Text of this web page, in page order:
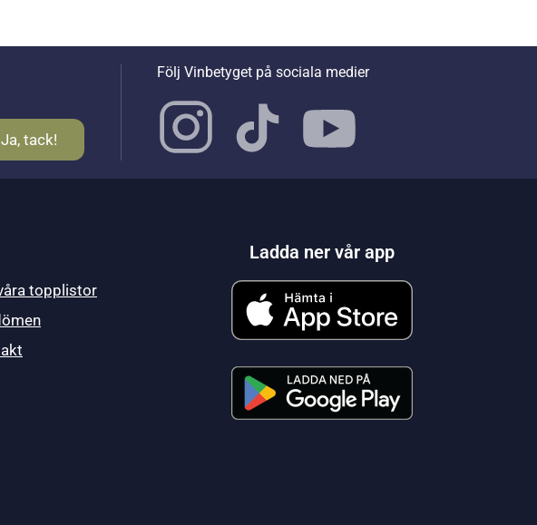
Följ Vinbetyget på sociala medier
topplistor
Ladda ner vår app